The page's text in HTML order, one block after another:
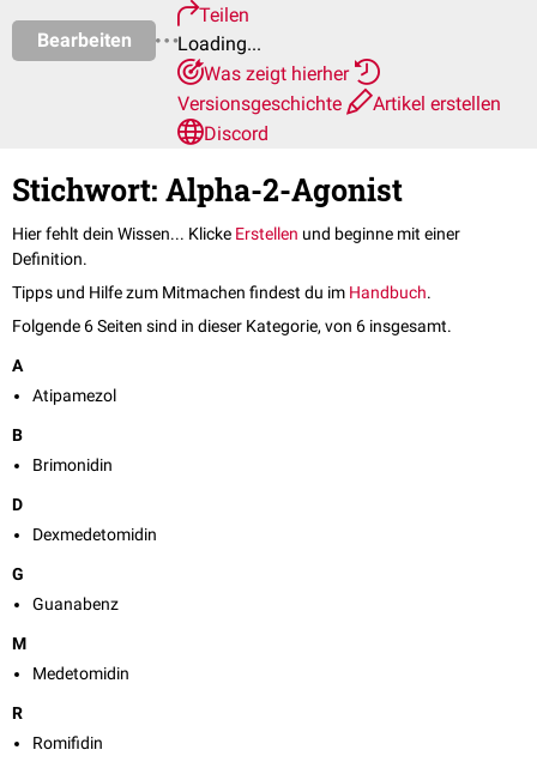
Bearbeiten
Teilen
Loading...
Was zeigt hierher
Versionsgeschichte
Artikel erstellen
Discord
Stichwort: Alpha-2-Agonist
Hier fehlt dein Wissen... Klicke Erstellen und beginne mit einer
Definition.
Tipps und Hilfe zum Mitmachen findest du im Handbuch.
Folgende 6 Seiten sind in dieser Kategorie, von 6 insgesamt.
A
Atipamezol
B
Brimonidin
D
Dexmedetomidin
G
Guanabenz
M
Medetomidin
R
Romifidin